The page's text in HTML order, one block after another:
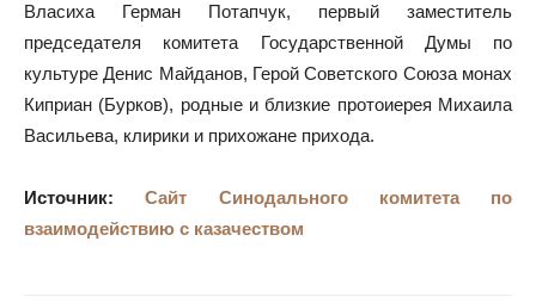
Власиха Герман Потапчук, первый заместитель
председателя комитета Государственной Думы по
культуре Денис Майданов, Герой Советского Союза монах
Киприан (Бурков), родные и близкие протоиерея Михаила
Васильева, клирики и прихожане прихода.
Источник:
Сайт Синодального комитета по
взаимодействию с казачеством